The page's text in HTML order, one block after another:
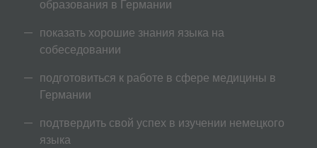
образования в Германии
показать хорошие знания языка на
собеседовании
подготовиться к работе в сфере медицины в
Германии
подтвердить свой успех в изучении немецкого
языка